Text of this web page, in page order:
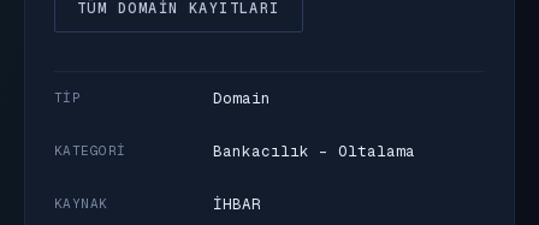
TÜM DOMAIN KAYITLARI
TIP Domain
KATEGORI Bankacılık - Oltalama
KAYNAK İHBAR